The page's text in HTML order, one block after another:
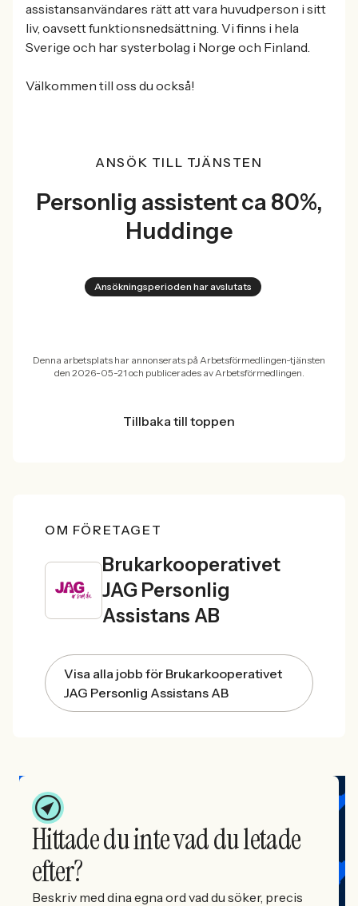
assistansanvändares rätt att vara huvudperson i sitt
liv, oavsett funktionsnedsättning. Vi finns i hela
Sverige och har systerbolag i Norge och Finland.
Välkommen till oss du också!
ANSÖK TILL TJÄNSTEN
Personlig assistent ca 80%,
Huddinge
Ansökningsperioden har avslutats
Denna arbetsplats har annonserats på Arbetsförmedlingen-tjänsten
den 2026-05-21 och publicerades av Arbetsförmedlingen.
Tillbaka till toppen
OM FÖRETAGET
Brukarkooperativet
JAG Personlig
Assistans AB
Visa alla jobb för Brukarkooperativet
JAG Personlig Assistans AB
Hittade du inte vad du letade
efter?
Beskriv med dina egna ord vad du söker, precis